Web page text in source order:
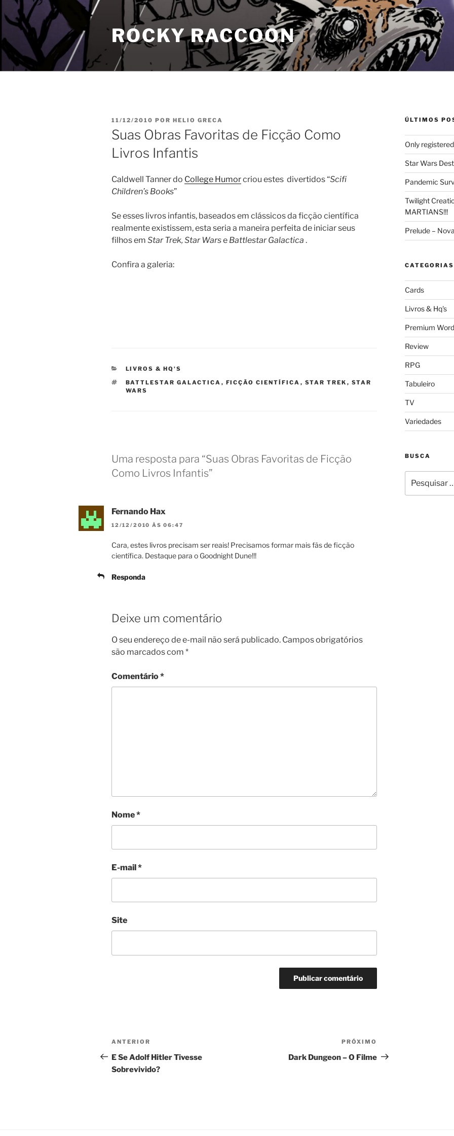
Pular
para
conteúdo
ROCKY RACCOON
PUBLICADO
EM
11/12/2010 POR HELIO GRECA
Suas Obras Favoritas de Ficção Como
Livros Infantis
Caldwell Tanner do College Humorcriou estes divertidos “Scifi
Children’s Books”
Se esses livros infantis, baseados em clássicos da ficção científica
realmente existissem, esta seria a maneira perfeita de iniciar seus
filhos em Star Trek, Star Warse Battlestar Galactica .
Confira a galeria:
CATEGORIAS
LIVROS & HQ'S
TAGS
BATTLESTAR GALACTICA , FICÇÃO CIENTÍFICA , STAR TREK , STAR
WARS
Uma resposta para “Suas Obras Favoritas de Ficção
Como Livros Infantis”
Fernando Hax
12/12/2010 ÀS 06:47
Cara, estes livros precisam ser reais! Precisamos formar mais fãs de ficção
científica. Destaque para o Goodnight Dune!!!
Responda
Deixe um comentário
O seu endereço de e-mail não será publicado. Campos obrigatórios
são marcados com *
Comentário*
Nome*
E-mail*
Site
Navegação
de
Post
Post
anterior
ANTERIOR
E Se Adolf Hitler Tivesse
Sobrevivido?
post
PRÓXIMO
Dark Dungeon – O Filme
ÚLTIMOS
Only
Star Wars
Pandemic
Twilight
MARTIANS!!!
Prelude –
CATEGORIAS
Cards
Livros & Hq's
Premium
Review
RPG
Tabuleiro
TV
Variedades
BUSCA
por: